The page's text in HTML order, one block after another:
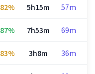
82% 5h15m 57m
87% 7h53m 69m
83% 3h8m 36m